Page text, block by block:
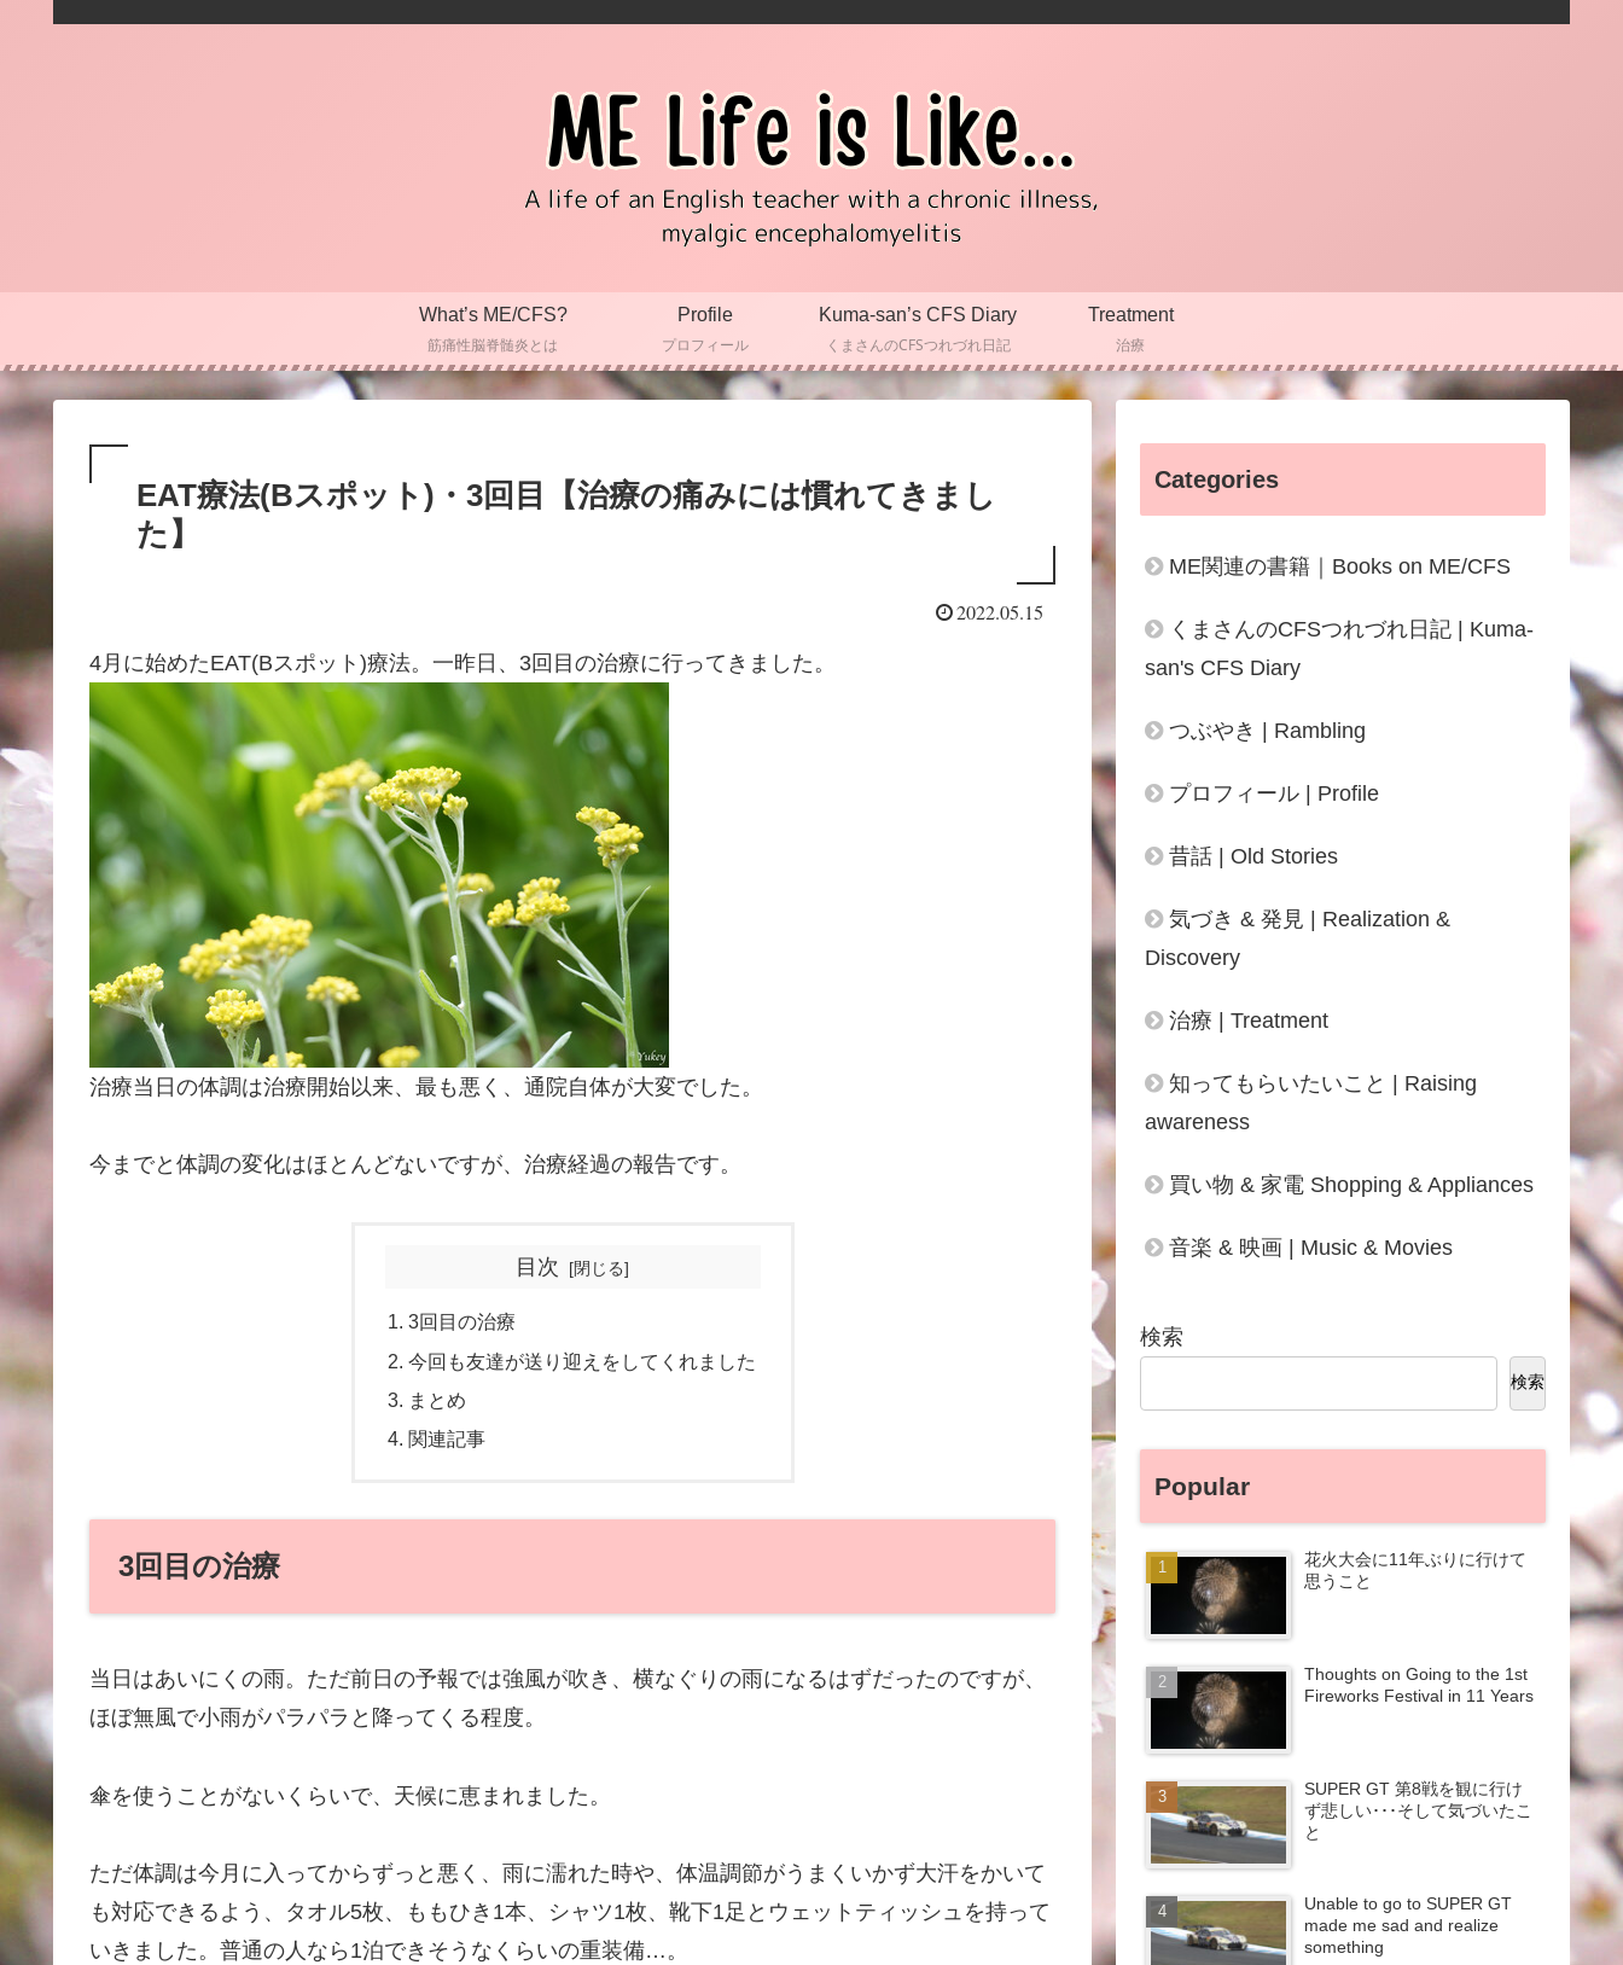
What’s ME/CFS?
筋痛性脳脊髄炎とは
Profile
プロフィール
Kuma-san’s CFS Diary
くまさんのCFSつれづれ日記
Treatment
治療
EAT療法(Bスポット)・3回目【治療の痛みには慣れてきまし
た】
2022.05.15
4月に始めたEAT(Bスポット)療法。一昨日、3回目の治療に行ってきました。
治療当日の体調は治療開始以来、最も悪く、通院自体が大変でした。
今までと体調の変化はほとんどないですが、治療経過の報告です。
目次
3回目の治療
今回も友達が送り迎えをしてくれました
まとめ
関連記事
3回目の治療
当日はあいにくの雨。ただ前日の予報では強風が吹き、横なぐりの雨になるはずだったのですが、
ほぼ無風で小雨がパラパラと降ってくる程度。
傘を使うことがないくらいで、天候に恵まれました。
ただ体調は今月に入ってからずっと悪く、雨に濡れた時や、体温調節がうまくいかず大汗をかいて
も対応できるよう、タオル5枚、ももひき1本、シャツ1枚、靴下1足とウェットティッシュを持って
いきました。普通の人なら1泊できそうなくらいの重装備…。
Categories
ME関連の書籍｜Books on ME/CFS
くまさんのCFSつれづれ日記 | Kuma-
san's CFS Diary
つぶやき | Rambling
プロフィール | Profile
昔話 | Old Stories
気づき & 発見 | Realization &
Discovery
治療 | Treatment
知ってもらいたいこと | Raising
awareness
買い物 & 家電 Shopping & Appliances
音楽 & 映画 | Music & Movies
検索
検索
Popular
花火大会に11年ぶりに行けて
思うこと
Thoughts on Going to the 1st
Fireworks Festival in 11 Years
SUPER GT 第8戦を観に行け
ず悲しい･･･そして気づいたこ
と
Unable to go to SUPER GT
made me sad and realize
something